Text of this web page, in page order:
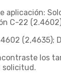
aplicación:
C-22
(2,4635);
los
solicitud.